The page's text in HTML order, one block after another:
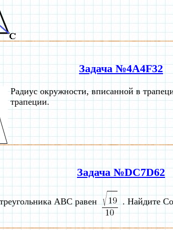
Задача №4A4F32
Радиус окружности, вписанной в
трапеции.
Задача №DC7D62
ABC равен . Найдите